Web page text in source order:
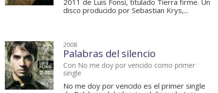
2011 de Luis Fonsi, titulado Tierra firme. Un
disco producido por Sebastian Krys,...
2008
Palabras del silencio
Con No me doy por vencido como primer
single
No me doy por vencido es el primer single